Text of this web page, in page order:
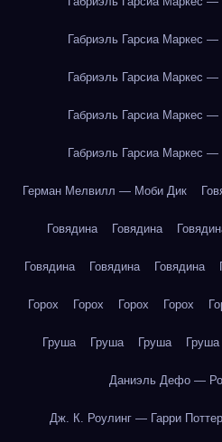
Габриэль Гарсиа Маркес —
Габриэль Гарсиа Маркес —
Габриэль Гарсиа Маркес —
Габриэль Гарсиа Маркес —
Герман Мелвилл — Моби Дик
Говядина Говядина
Говядина Говядина Говядина
Горох Горох Горох Горох
Груша Груша Груша Груша
Даниэль Дефо —
Дж. К. Роулинг — Гарри